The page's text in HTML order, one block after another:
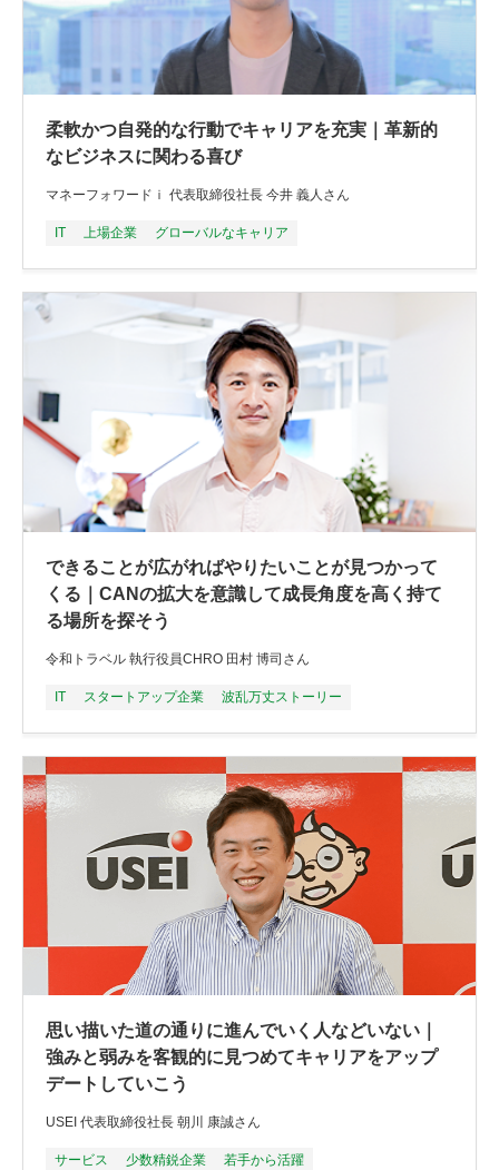
柔軟かつ自発的な行動でキャリアを充実｜革新的
なビジネスに関わる喜び
マネーフォワードｉ 代表取締役社長 今井 義人さん
IT 上場企業 グローバルなキャリア
できることが広がればやりたいことが見つかって
くる｜CANの拡大を意識して成長角度を高く持て
る場所を探そう
令和トラベル 執行役員CHRO 田村 博司さん
IT スタートアップ企業 波乱万丈ストーリー
思い描いた道の通りに進んでいく人などいない｜
強みと弱みを客観的に見つめてキャリアをアップ
デートしていこう
USEI 代表取締役社長 朝川 康誠さん
サービス 少数精鋭企業 若手から活躍